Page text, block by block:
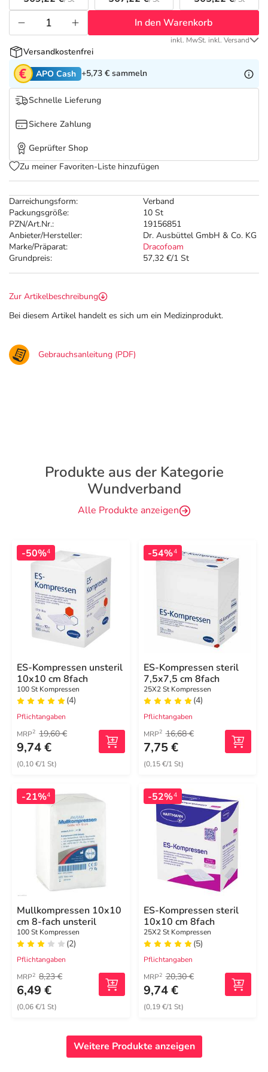
Tierapotheke
Vitamine & Mineralstoffe
Marken
Salus Deals
Darreichungsform:
Verband
Packungsgröße:
10 St
PZN/Art.Nr.:
19156851
Anbieter/Hersteller:
Dr. Ausbüttel GmbH & Co. KG
Marke/Präparat:
Dracofoam
Grundpreis:
57,32 €/1 St
In den Warenkorb
inkl. MwSt. inkl. Versand
Versandkostenfrei
APO Cash +5,73 € sammeln
Schnelle Lieferung
Sichere Zahlung
Geprüfter Shop
Zu meiner Favoriten-Liste hinzufügen
Zur Artikelbeschreibung
Bei diesem Artikel handelt es sich um ein Medizinprodukt.
Gebrauchsanleitung (PDF)
Produkte aus der Kategorie
Wundverband
Alle Produkte anzeigen
-50%4
ES-Kompressen unsteril
10x10 cm 8fach
100 St Kompressen
(4)
Pflichtangaben
MRP2 19,60 €
9,74 €
(0,10 €/1 St)
-54%4
ES-Kompressen steril
7,5x7,5 cm 8fach
25X2 St Kompressen
(4)
Pflichtangaben
MRP2 16,68 €
7,75 €
(0,15 €/1 St)
-21%4
Mullkompressen 10x10
cm 8-fach unsteril
100 St Kompressen
(2)
Pflichtangaben
MRP2 8,23 €
6,49 €
(0,06 €/1 St)
-52%4
ES-Kompressen steril
10x10 cm 8fach
25X2 St Kompressen
(5)
Pflichtangaben
MRP2 20,30 €
9,74 €
(0,19 €/1 St)
Weitere Produkte anzeigen